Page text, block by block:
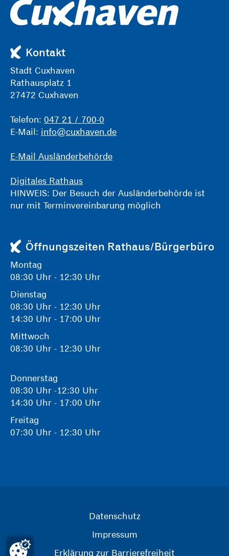
Kontakt
Stadt Cuxhaven
Rathausplatz 1
27472 Cuxhaven
Telefon: 047 21 / 700-0
E-Mail: info@cuxhaven.de
E-Mail Ausländerbehörde
Digitales Rathaus
HINWEIS: Der Besuch der Ausländerbehörde ist
nur mit Terminvereinbarung möglich
Öffnungszeiten Rathaus/Bürgerbüro
Montag
08:30 Uhr - 12:30 Uhr
Dienstag
08:30 Uhr - 12:30 Uhr
14:30 Uhr - 17:00 Uhr
Mittwoch
08:30 Uhr - 12:30 Uhr
Donnerstag
08:30 Uhr -12:30 Uhr
14:30 Uhr - 17:00 Uhr
Freitag
07:30 Uhr - 12:30 Uhr
Datenschutz
Impressum
Erklärung zur Barrierefreiheit